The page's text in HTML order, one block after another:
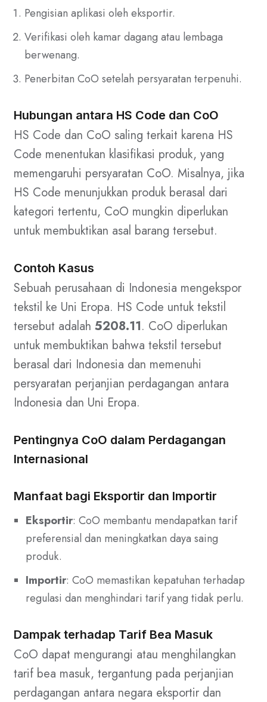
Pengisian aplikasi oleh eksportir.
Verifikasi oleh kamar dagang atau lembaga
berwenang.
Penerbitan CoO setelah persyaratan terpenuhi.
Hubungan antara HS Code dan CoO
HS Code dan CoO saling terkait karena HS
Code menentukan klasifikasi produk, yang
memengaruhi persyaratan CoO. Misalnya, jika
HS Code menunjukkan produk berasal dari
kategori tertentu, CoO mungkin diperlukan
untuk membuktikan asal barang tersebut.
Contoh Kasus
Sebuah perusahaan di Indonesia mengekspor
tekstil ke Uni Eropa. HS Code untuk tekstil
tersebut adalah 5208.11. CoO diperlukan
untuk membuktikan bahwa tekstil tersebut
berasal dari Indonesia dan memenuhi
persyaratan perjanjian perdagangan antara
Indonesia dan Uni Eropa.
Pentingnya CoO dalam Perdagangan
Internasional
Manfaat bagi Eksportir dan Importir
Eksportir: CoO membantu mendapatkan tarif
preferensial dan meningkatkan daya saing
produk.
Importir: CoO memastikan kepatuhan terhadap
regulasi dan menghindari tarif yang tidak perlu.
Dampak terhadap Tarif Bea Masuk
CoO dapat mengurangi atau menghilangkan
tarif bea masuk, tergantung pada perjanjian
perdagangan antara negara eksportir dan